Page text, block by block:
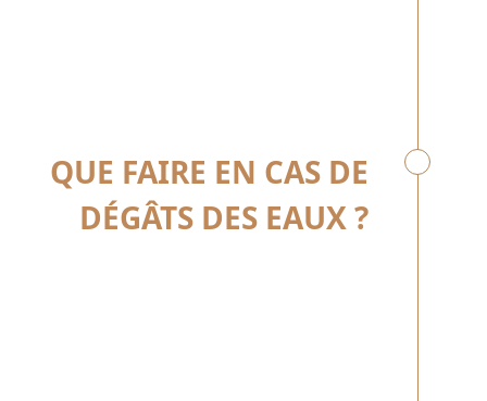
QUE FAIRE EN CAS DE
DÉGÂTS DES EAUX ?